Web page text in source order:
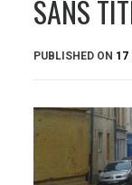
SANS
PUBLISHED ON 17